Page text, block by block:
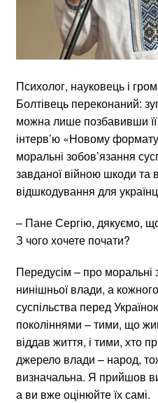
Психолог, науковець і
Болтівець переконаний:
можна лише позбавивши
інтерв’ю «Новому
моральні зобов’язання
завданої війною шкоди та
відшкодування для
– Пане Сергію, дякуємо,
З чого хочете почати?
Передусім – про моральні
нинішньої влади, а
суспільства перед
поколіннями – тими, що
віддав життя, і тими, хто
джерело влади – народ,
визначальна. Я прийшов
а ви вже оцінюйте їх самі.